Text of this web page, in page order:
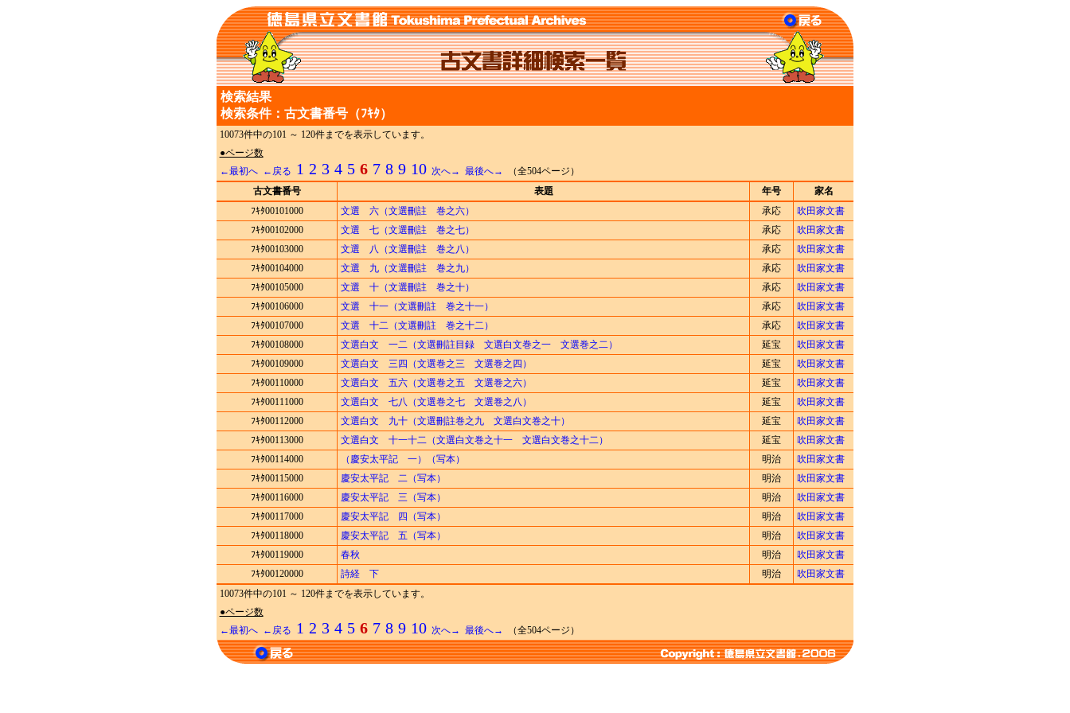
検索結果
検索条件：古文書番号（ﾌｷﾀ）
10073件中の101 ～ 120件までを表示しています。
●ページ数
←最初へ
←戻る 1 2 3 4 5 6 7 8 9 10 次へ→ 最後へ→
（全504ページ）
古文書番号
表題 年号
家名
ﾌｷﾀ00101000
文選 六（文選刪註 巻之六） 承応
吹田家文書
ﾌｷﾀ00102000
文選 七（文選刪註 巻之七） 承応
吹田家文書
ﾌｷﾀ00103000
文選 八（文選刪註 巻之八） 承応
吹田家文書
ﾌｷﾀ00104000
文選 九（文選刪註 巻之九） 承応
吹田家文書
ﾌｷﾀ00105000
文選 十（文選刪註 巻之十） 承応
吹田家文書
ﾌｷﾀ00106000
文選 十一（文選刪註 巻之十一） 承応
吹田家文書
ﾌｷﾀ00107000
文選 十二（文選刪註 巻之十二） 承応
吹田家文書
ﾌｷﾀ00108000
文選白文 一二（文選刪註目録 文選白文巻之一 文選巻之二） 延宝
吹田家文書
ﾌｷﾀ00109000
文選白文 三四（文選巻之三 文選巻之四） 延宝
吹田家文書
ﾌｷﾀ00110000
文選白文 五六（文選巻之五 文選巻之六） 延宝
吹田家文書
ﾌｷﾀ00111000
文選白文 七八（文選巻之七 文選巻之八） 延宝
吹田家文書
ﾌｷﾀ00112000
文選白文 九十（文選刪註巻之九 文選白文巻之十） 延宝
吹田家文書
ﾌｷﾀ00113000
文選白文 十一十二（文選白文巻之十一 文選白文巻之十二） 延宝
吹田家文書
ﾌｷﾀ00114000
（慶安太平記 一）（写本） 明治
吹田家文書
ﾌｷﾀ00115000
慶安太平記 二（写本） 明治
吹田家文書
ﾌｷﾀ00116000
慶安太平記 三（写本） 明治
吹田家文書
ﾌｷﾀ00117000
慶安太平記 四（写本） 明治
吹田家文書
ﾌｷﾀ00118000
慶安太平記 五（写本） 明治
吹田家文書
ﾌｷﾀ00119000
春秋 明治
吹田家文書
ﾌｷﾀ00120000
詩経 下 明治
吹田家文書
10073件中の101 ～ 120件までを表示しています。
●ページ数
←最初へ
←戻る 1 2 3 4 5 6 7 8 9 10 次へ→ 最後へ→ （全504ページ）